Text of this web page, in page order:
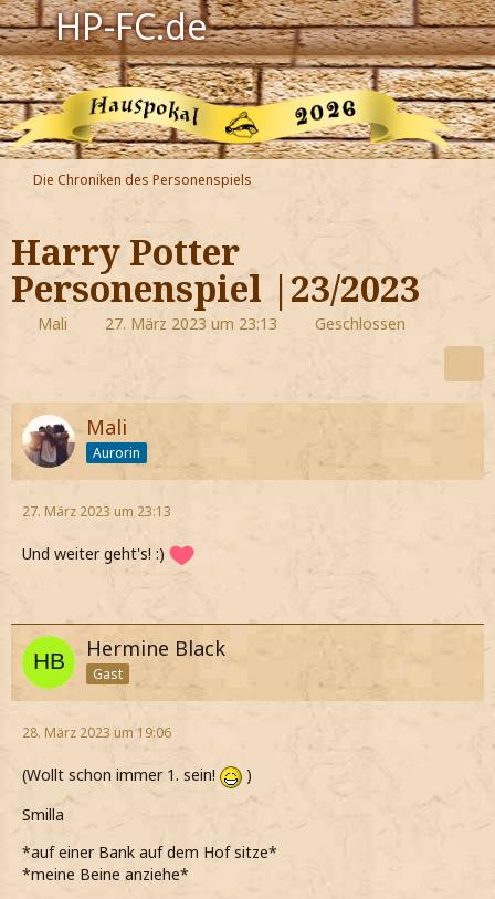
HP-FC.de
Navigation
Harry Potter
Der HP-FC
Hogwarts
Zauberwelt
Willkommen
Jetzt Fanclub-Mitglied werden!
Die Chroniken des Personenspiels
Harry Potter
Personenspiel |23/2023
Mali 27. März 2023 um 23:13 Geschlossen
Mali
Aurorin
27. März 2023 um 23:13
Und weiter geht's! :)
Hermine Black
Gast
28. März 2023 um 19:06
(Wollt schon immer 1. sein!
)
Smilla
*auf einer Bank auf dem Hof sitze*
*meine Beine anziehe*